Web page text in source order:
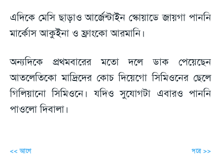
এদিকে মেসি ছাড়াও আর্জেন্টাইন স্কোয়াডে জায়গা পাননি
মার্কোস আকুইনা ও ফ্রাংকো আরমানি।
অন্যদিকে প্রথমবারের মতো দলে ডাক পেয়েছেন
আতলেতিকো মাদ্রিদের কোচ দিয়েগো সিমিওনের ছেলে
গিলিয়ানো সিমিওনে। যদিও সুযোগটা এবারও পাননি
পাওলো দিবালা।
<< আগে পরে >>